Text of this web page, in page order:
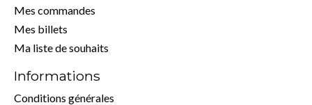
Mes commandes
Mes billets
Ma liste de souhaits
Informations
Conditions générales